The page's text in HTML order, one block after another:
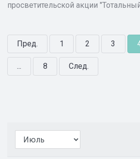
просветительской акции
Пред. 1 2 3
... 8 След.